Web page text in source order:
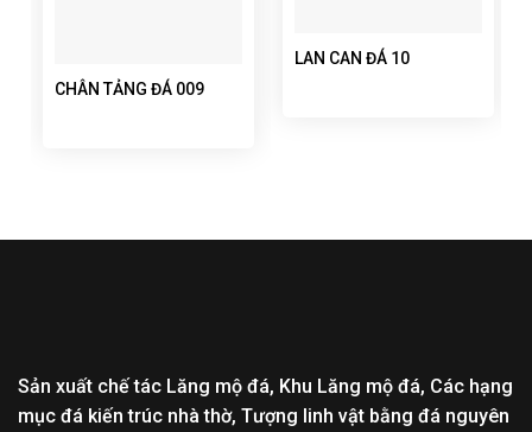
CHÂN TẢNG ĐÁ 009
LAN CAN ĐÁ 10
Sản xuất chế tác Lăng mộ đá, Khu Lăng mộ đá, Các hạng
mục đá kiến trúc nhà thờ, Tượng linh vật bằng đá nguyên